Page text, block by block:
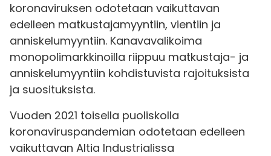
koronaviruksen odotetaan vaikuttavan
edelleen matkustajamyyntiin, vientiin ja
anniskelumyyntiin. Kanavavalikoima
monopolimarkkinoilla riippuu matkustaja- ja
anniskelumyyntiin kohdistuvista rajoituksista
ja suosituksista.
Vuoden 2021 toisella puoliskolla
koronaviruspandemian odotetaan edelleen
vaikuttavan Altia Industrialissa